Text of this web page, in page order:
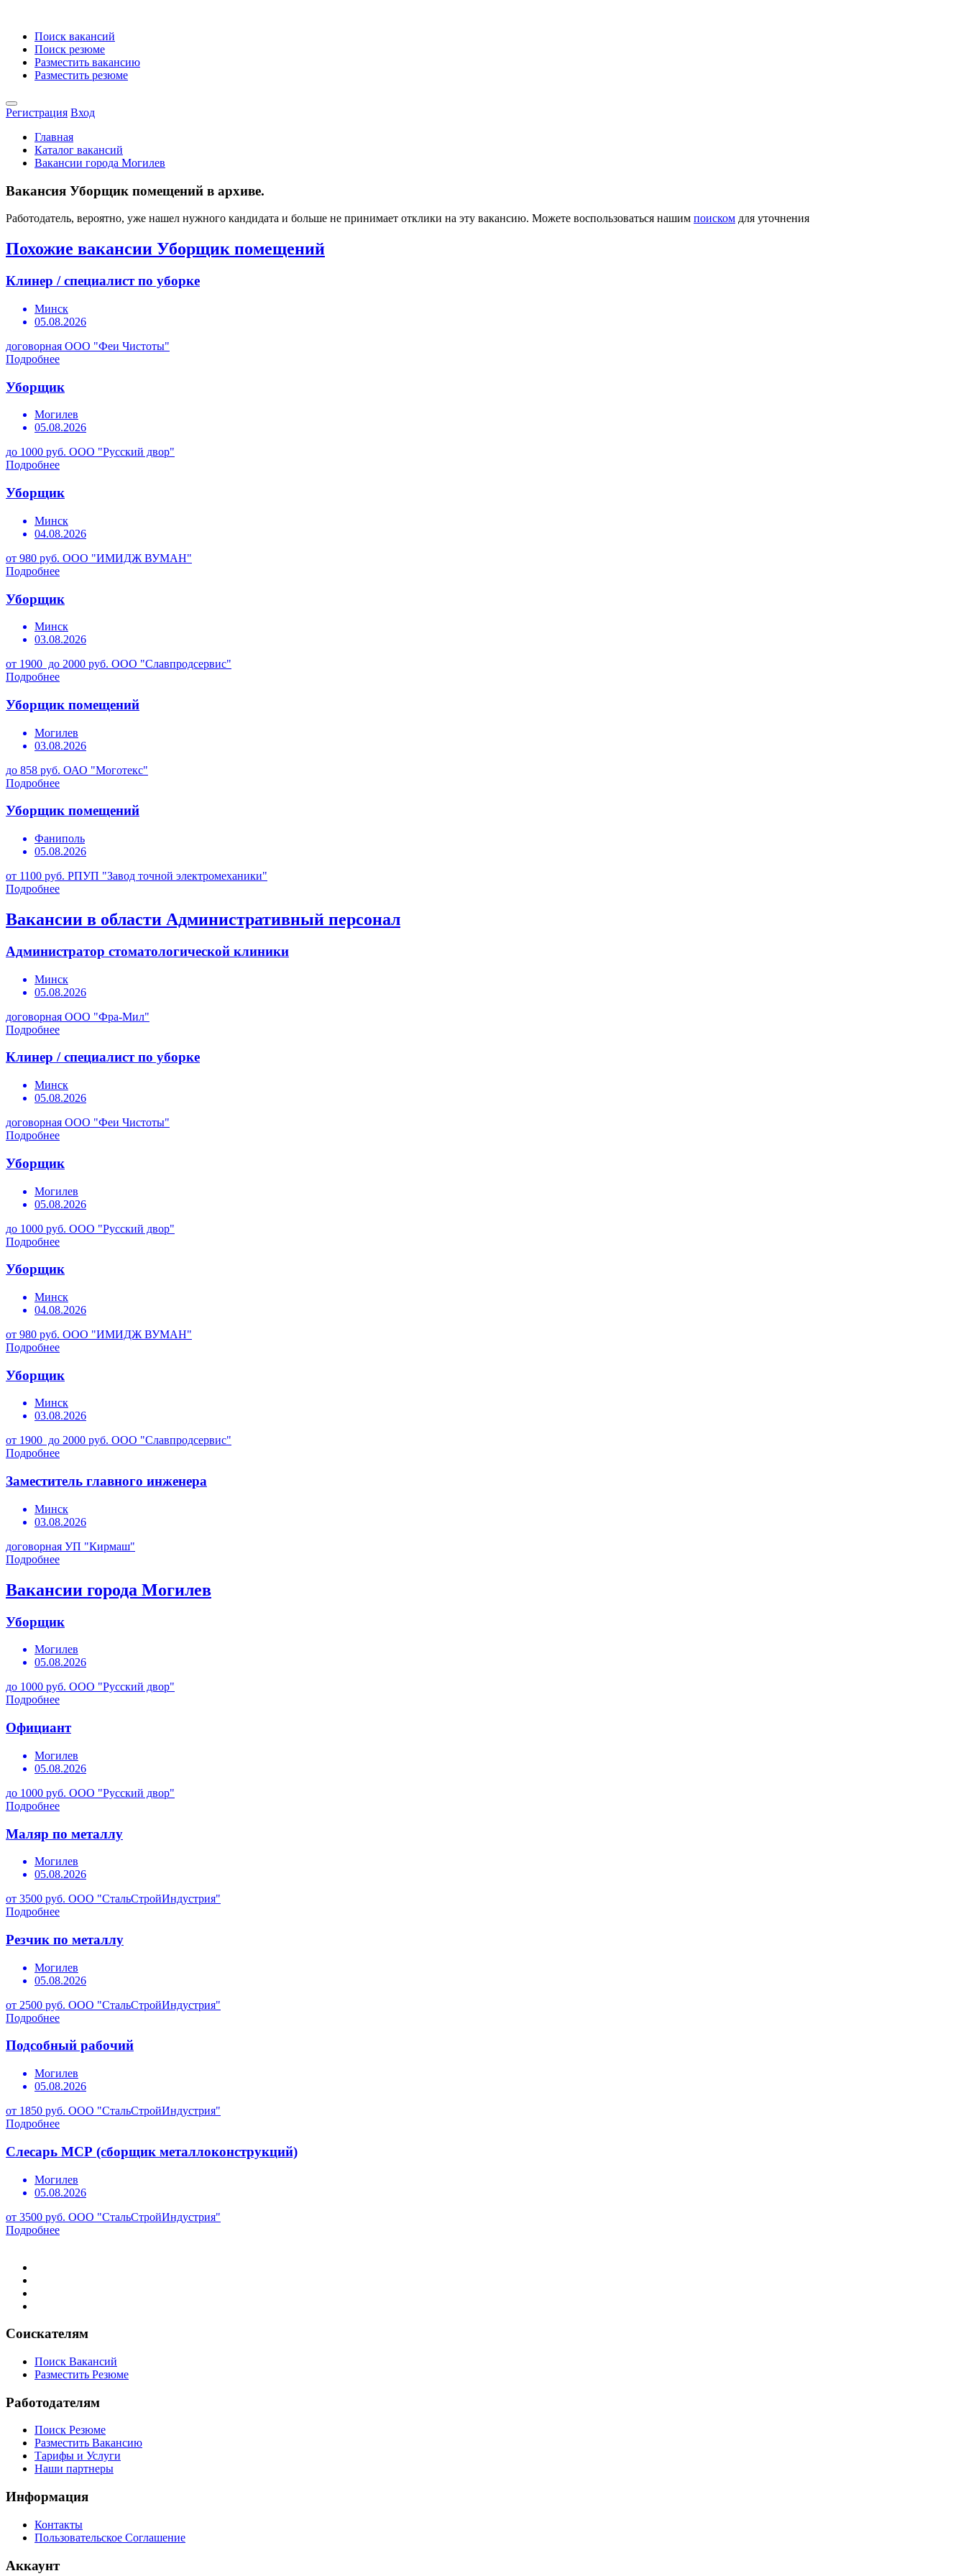
Поиск вакансий
Поиск резюме
Разместить вакансию
Разместить резюме
Регистрация Вход
Главная
Каталог вакансий
Вакансии города Могилев
Вакансия Уборщик помещений в архиве.
Работодатель, вероятно, уже нашел нужного кандидата и больше не принимает отклики на эту вакансию. Можете воспользоваться нашим поиском для уточнения
Похожие вакансии Уборщик помещений
Клинер / специалист по уборке
Минск
05.08.2026
договорная ООО "Феи Чистоты"
Подробнее
Уборщик
Могилев
05.08.2026
до 1000 руб. ООО "Русский двор"
Подробнее
Уборщик
Минск
04.08.2026
от 980 руб. ООО "ИМИДЖ ВУМАН"
Подробнее
Уборщик
Минск
03.08.2026
от 1900 до 2000 руб. ООО "Славпродсервис"
Подробнее
Уборщик помещений
Могилев
03.08.2026
до 858 руб. ОАО "Моготекс"
Подробнее
Уборщик помещений
Фаниполь
05.08.2026
от 1100 руб. РПУП "Завод точной электромеханики"
Подробнее
Вакансии в области Административный персонал
Администратор стоматологической клиники
Минск
05.08.2026
договорная ООО "Фра-Мил"
Подробнее
Клинер / специалист по уборке
Минск
05.08.2026
договорная ООО "Феи Чистоты"
Подробнее
Уборщик
Могилев
05.08.2026
до 1000 руб. ООО "Русский двор"
Подробнее
Уборщик
Минск
04.08.2026
от 980 руб. ООО "ИМИДЖ ВУМАН"
Подробнее
Уборщик
Минск
03.08.2026
от 1900 до 2000 руб. ООО "Славпродсервис"
Подробнее
Заместитель главного инженера
Минск
03.08.2026
договорная УП "Кирмаш"
Подробнее
Вакансии города Могилев
Уборщик
Могилев
05.08.2026
до 1000 руб. ООО "Русский двор"
Подробнее
Официант
Могилев
05.08.2026
до 1000 руб. ООО "Русский двор"
Подробнее
Маляр по металлу
Могилев
05.08.2026
от 3500 руб. ООО "СтальСтройИндустрия"
Подробнее
Резчик по металлу
Могилев
05.08.2026
от 2500 руб. ООО "СтальСтройИндустрия"
Подробнее
Подсобный рабочий
Могилев
05.08.2026
от 1850 руб. ООО "СтальСтройИндустрия"
Подробнее
Слесарь МСР (сборщик металлоконструкций)
Могилев
05.08.2026
от 3500 руб. ООО "СтальСтройИндустрия"
Подробнее
Соискателям
Поиск Вакансий
Разместить Резюме
Работодателям
Поиск Резюме
Разместить Вакансию
Тарифы и Услуги
Наши партнеры
Информация
Контакты
Пользовательское Соглашение
Аккаунт